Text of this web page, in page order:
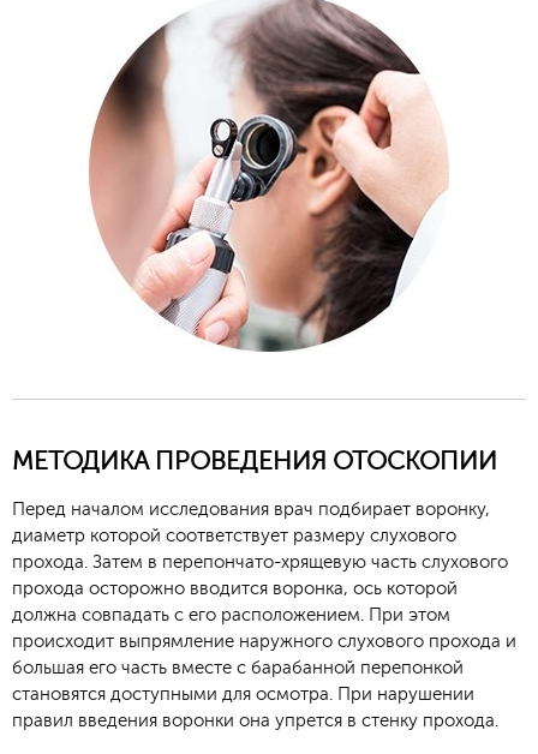
МЕТОДИКА ПРОВЕДЕНИЯ ОТОСКОПИИ
Перед началом исследования врач подбирает воронку,
диаметр которой соответствует размеру слухового
прохода. Затем в перепончато-хрящевую часть слухового
прохода осторожно вводится воронка, ось которой
должна совпадать с его расположением. При этом
происходит выпрямление наружного слухового прохода и
большая его часть вместе с барабанной перепонкой
становятся доступными для осмотра. При нарушении
правил введения воронки она упрется в стенку прохода.